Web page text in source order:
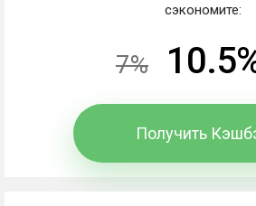
сэкономите:
7%
Получить